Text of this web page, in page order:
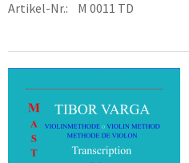
Artikel-Nr.: M 0011 TD